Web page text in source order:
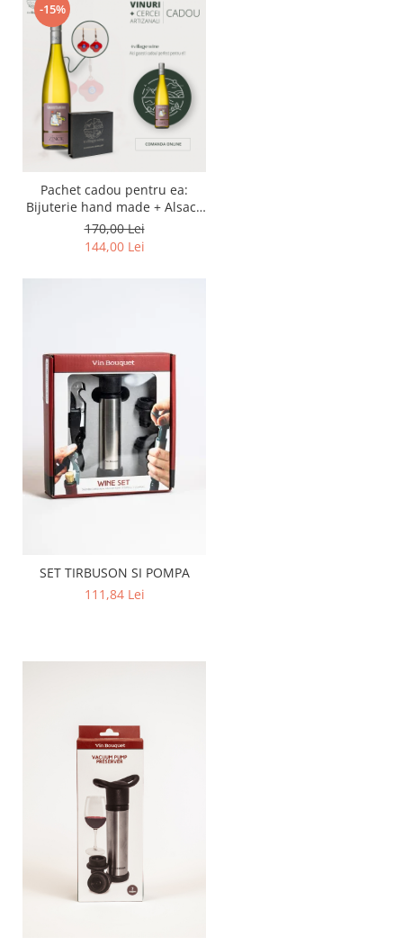
-15%
Pachet cadou pentru ea:
Bijuterie hand made + Alsace
Gewurtztraminer "Portarait"
750 ml
170,00 Lei
144,00 Lei
SET TIRBUSON SI POMPA
111,84 Lei